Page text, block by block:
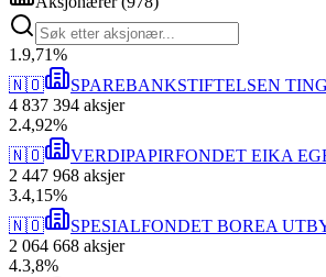
1 .9,71%
🇳🇴
SPAREBANKSTIFTELSEN
4 837 394 aksjer
2.4,92%
🇳🇴
VERDIPAPIRFONDET EIKA
2 447 968 aksjer
3.4,15%
🇳🇴
SPESIALFONDET BOREA
2 064 668 aksjer
4.3,8%